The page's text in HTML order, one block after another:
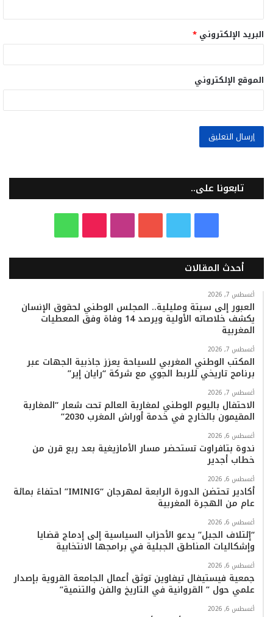
البريد الإلكتروني *
الموقع الإلكتروني
تابعونا على..
س
ب
و
ي
ر
ت
ي
و
س
ق
ا
م
k
o
ت
س
ا
أحدث المقالات
أغسطس 7, 2026
العبور إلى سبتة ومليلية.. المجلس الوطني لحقوق الإنسان
يكشف خلاصاته الأولية ويرصد 14 وفاة وفق المعطيات
المغربية
أغسطس 7, 2026
المكتب الوطني المغربي للسياحة يعزز جاذبية الجهات عبر
برنامج تاريخي للربط الجوي مع شركة “رايان إير”
أغسطس 7, 2026
الاحتفال باليوم الوطني لمغاربة العالم تحت شعار “المغاربة
المقيمون بالخارج في خدمة أوراش المغرب 2030”
أغسطس 6, 2026
ندوة بتافراوت تستحضر مسار الأمازيغية بعد ربع قرن من
خطاب أجدير
أغسطس 6, 2026
أكادير تحتضن الدورة الرابعة لمهرجان “IMINIG” احتفاءً بمائة
عام من الهجرة المغربية
أغسطس 6, 2026
“إئتلاف الجبل” يدعو الأحزاب السياسية إلى إدماج قضايا
وإشكاليات المناطق الجبلية في برامجها الانتخابية
أغسطس 6, 2026
جمعية فيستيفال تيفاوين توثق أعمال الجامعة القروية بإصدار
علمي حول ” القروانية في التاريخ والفن والتنمية”
أغسطس 6, 2026